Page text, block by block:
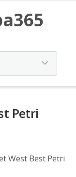
Petri
West Best Petri